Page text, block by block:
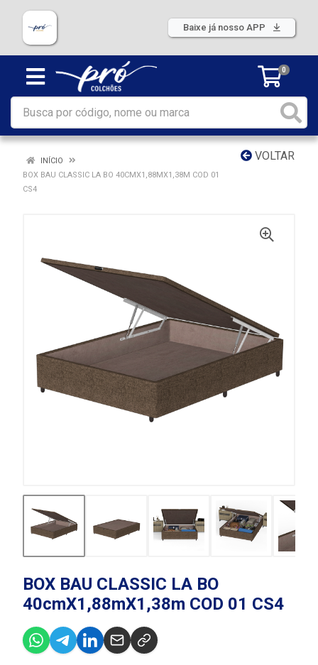
Baixe já nosso APP
0
VOLTAR
INÍCIO
BOX BAU CLASSIC LA BO 40CMX1,88MX1,38M COD 01
CS4
BOX BAU CLASSIC LA BO
40cmX1,88mX1,38m COD 01 CS4